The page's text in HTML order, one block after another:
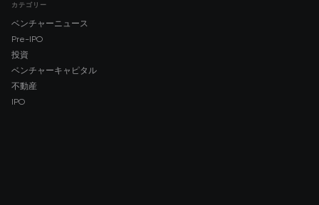
カテゴリー
ベンチャーニュース
Pre-IPO
投資
ベンチャーキャピタル
不動産
IPO